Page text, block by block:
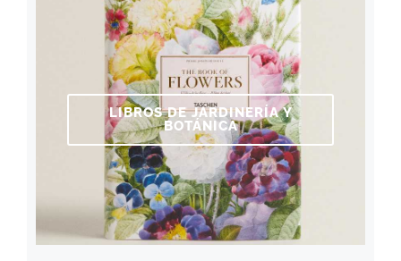
LIBROS DE JARDINERÍA Y
BOTÁNICA